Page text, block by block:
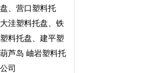
、营口塑料托
洼塑料托盘、铁
料托盘、建平塑
芦岛 岫岩塑料托
司